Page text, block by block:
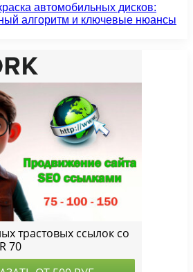
автомобильных дисков:
алгоритм и ключевые нюансы